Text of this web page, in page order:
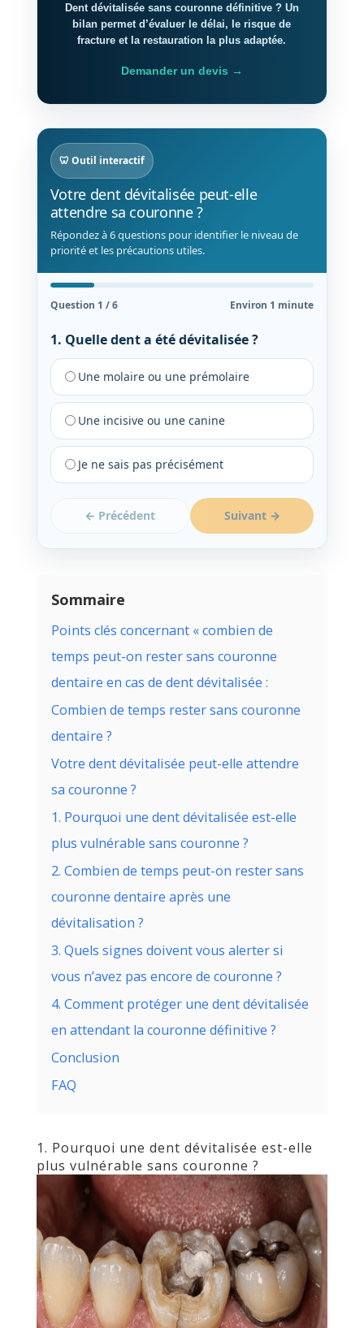
Dent dévitalisée sans couronne définitive ? Un
bilan permet d’évaluer le délai, le risque de
fracture et la restauration la plus adaptée.
Demander un devis →
🦷 Outil interactif
Votre dent dévitalisée peut-elle
attendre sa couronne ?
Répondez à 6 questions pour identifier le niveau de
priorité et les précautions utiles.
Question 1 / 6 Environ 1 minute
1. Quelle dent a été dévitalisée ?
Une molaire ou une prémolaire
Une incisive ou une canine
Je ne sais pas précisément
← Précédent Suivant →
Sommaire
Points clés concernant « combien de
temps peut-on rester sans couronne
dentaire en cas de dent dévitalisée :
Combien de temps rester sans couronne
dentaire ?
Votre dent dévitalisée peut-elle attendre
sa couronne ?
1. Pourquoi une dent dévitalisée est-elle
plus vulnérable sans couronne ?
2. Combien de temps peut-on rester sans
couronne dentaire après une
dévitalisation ?
3. Quels signes doivent vous alerter si
vous n’avez pas encore de couronne ?
4. Comment protéger une dent dévitalisée
en attendant la couronne définitive ?
Conclusion
FAQ
1. Pourquoi une dent dévitalisée est-elle
plus vulnérable sans couronne ?